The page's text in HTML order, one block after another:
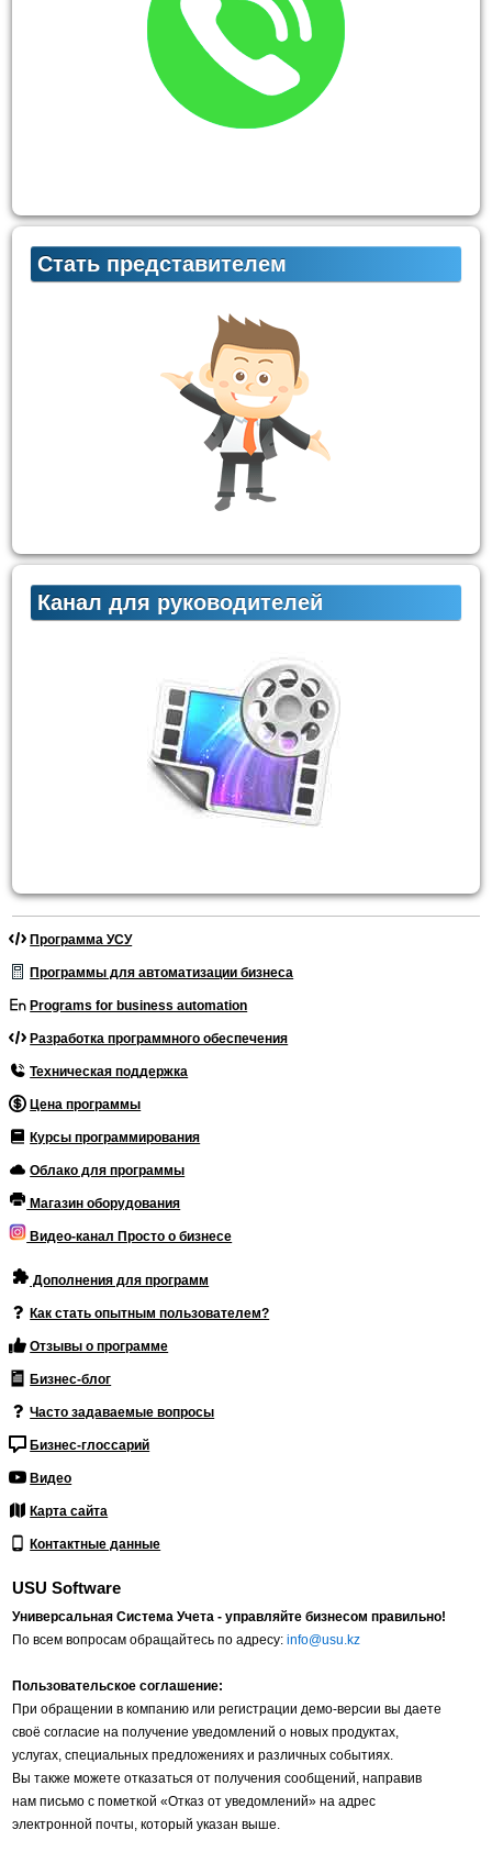
Стать представителем
Канал для руководителей
Программа УСУ
Программы для автоматизации бизнеса
Programs for business automation
Разработка программного обеспечения
Техническая поддержка
Цена программы
Курсы программирования
Облако для программы
Магазин оборудования
Видео-канал Просто о бизнесе
Дополнения для программ
Как стать опытным пользователем?
Отзывы о программе
Бизнес-блог
Часто задаваемые вопросы
Бизнес-глоссарий
Видео
Карта сайта
Контактные данные
USU Software
Универсальная Система Учета - управляйте бизнесом правильно!
По всем вопросам обращайтесь по адресу:info@usu.kz
Пользовательское соглашение:
При обращении в компанию или регистрации демо-версии вы даете
своё согласие на получение уведомлений о новых продуктах,
услугах, специальных предложениях и различных событиях.
Вы также можете отказаться от получения сообщений, направив
нам письмо с пометкой «Отказ от уведомлений» на адрес
электронной почты, который указан выше.